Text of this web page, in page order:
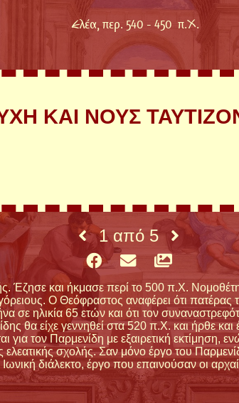
Ελέα, περ. 540 - 450 π.Χ.
ΚΑΙ ΝΟΥΣ
1από 5
Έζησε και ήκμασε περί το 500 π.Χ.
Ο Θεόφραστος αναφέρει ότι
σε ηλικία 65 ετών και ότι τον
θα είχε γεννηθεί στα 520 π.Χ. και ήρθε και
τον Παρμενίδη με εξαιρετική εκτίμηση,
σχολής. Σαν μόνο έργο του
διάλεκτο, έργο που επαινούσαν οι